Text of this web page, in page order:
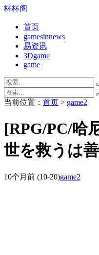
杯杯阁
首页
gamesinnews
易资讯
3Dgame
game
当前位置： 首页 > game2
[RPG/PC/哈
世を救うは
10个月前 (10-20)game2